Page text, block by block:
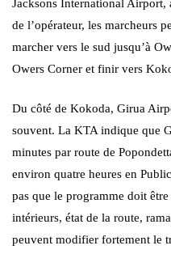
Jacksons International Airport,
de l’opérateur, les marcheurs
marcher vers le sud jusqu’à
Owers Corner et finir vers
Du côté de Kokoda, Girua
souvent. La KTA indique que
minutes par route de
environ quatre heures en
pas que le programme doit
intérieurs, état de la route,
peuvent modifier fortement le